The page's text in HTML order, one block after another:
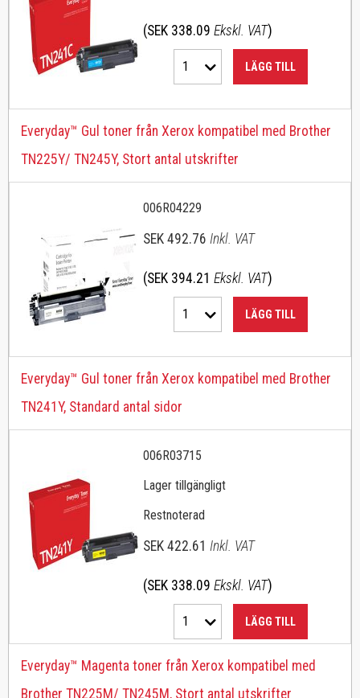
(SEK 338.09 Ekskl. VAT)
1 LÄGG TILL
Everyday™ Gul toner från Xerox kompatibel med Brother
TN225Y/ TN245Y, Stort antal utskrifter
006R04229
SEK 492.76 Inkl. VAT
(SEK 394.21 Ekskl. VAT)
1 LÄGG TILL
Everyday™ Gul toner från Xerox kompatibel med Brother
TN241Y, Standard antal sidor
006R03715
Lager tillgängligt
Restnoterad
SEK 422.61 Inkl. VAT
(SEK 338.09 Ekskl. VAT)
1 LÄGG TILL
Everyday™ Magenta toner från Xerox kompatibel med
Brother TN225M/ TN245M, Stort antal utskrifter